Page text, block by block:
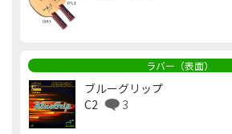
ラバー（表面）
ブルーグリップ
C2
3